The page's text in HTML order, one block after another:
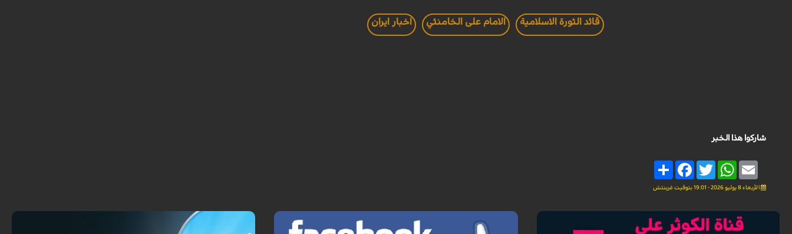
شاركوا هذا الخبر
Share
FacebookTwitter
WhatsAppEmail
الأربعاء 8 يوليو 2026 - 19:01 بتوقيت غرينتش
قائد الثورة الاسلامية الامام على الخامنئي اخبار ايران